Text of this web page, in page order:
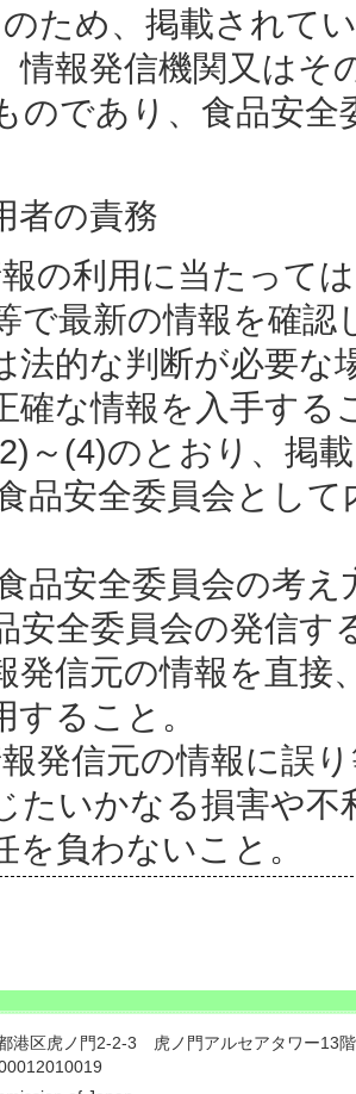
ため、掲載されて
情報発信機関又はそ
のであり、食品安
者の責務
の利用に当たって
で最新の情報を確認
法的な判断が必要
確な情報を入手する
～(4)のとおり、掲
全委員会として
全委員会の考え
安全委員会の発信す
発信元の情報を直接
すること。
発信元の情報に誤
たいかなる損害や
を負わないこと。
区虎ノ門2-2-3 虎ノ門アルセアタワー13